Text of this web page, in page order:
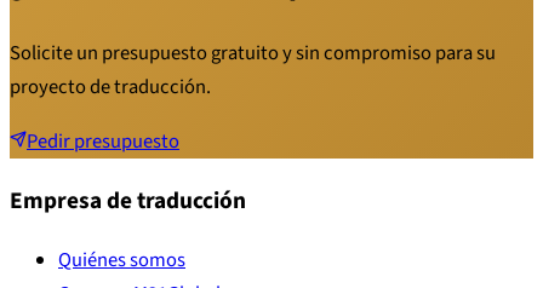
Solicite un presupuesto gratuito y sin compromiso para su
proyecto de traducción.
Pedir presupuesto
Empresa de traducción
Quiénes somos